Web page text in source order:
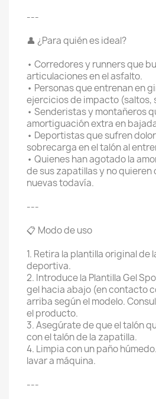
---
👤 ¿Para quién es ideal?
• Corredores y runners que
articulaciones en el asfalto.
• Personas que entrenan en
ejercicios de impacto (saltos,
• Senderistas y montañeros
amortiguación extra en
• Deportistas que sufren
sobrecarga en el talón al
• Quienes han agotado la
de sus zapatillas y no quieren
nuevas todavía.
---
📋 Modo de uso
1. Retira la plantilla original de
deportiva.
2. Introduce la Plantilla Gel
gel hacia abajo (en contacto
arriba según el modelo.
el producto.
3. Asegúrate de que el talón
con el talón de la zapatilla.
4. Limpia con un paño
lavar a máquina.
---